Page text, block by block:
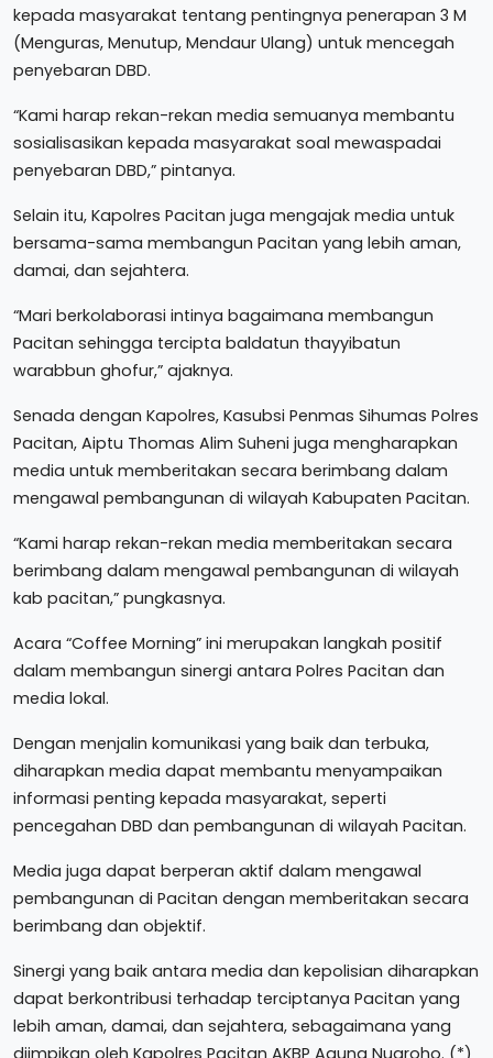
kepada masyarakat tentang pentingnya penerapan 3 M
(Menguras, Menutup, Mendaur Ulang) untuk mencegah
penyebaran DBD.
“Kami harap rekan-rekan media semuanya membantu
sosialisasikan kepada masyarakat soal mewaspadai
penyebaran DBD,” pintanya.
Selain itu, Kapolres Pacitan juga mengajak media untuk
bersama-sama membangun Pacitan yang lebih aman,
damai, dan sejahtera.
“Mari berkolaborasi intinya bagaimana membangun
Pacitan sehingga tercipta baldatun thayyibatun
warabbun ghofur,” ajaknya.
Senada dengan Kapolres, Kasubsi Penmas Sihumas Polres
Pacitan, Aiptu Thomas Alim Suheni juga mengharapkan
media untuk memberitakan secara berimbang dalam
mengawal pembangunan di wilayah Kabupaten Pacitan.
“Kami harap rekan-rekan media memberitakan secara
berimbang dalam mengawal pembangunan di wilayah
kab pacitan,” pungkasnya.
Acara “Coffee Morning” ini merupakan langkah positif
dalam membangun sinergi antara Polres Pacitan dan
media lokal.
Dengan menjalin komunikasi yang baik dan terbuka,
diharapkan media dapat membantu menyampaikan
informasi penting kepada masyarakat, seperti
pencegahan DBD dan pembangunan di wilayah Pacitan.
Media juga dapat berperan aktif dalam mengawal
pembangunan di Pacitan dengan memberitakan secara
berimbang dan objektif.
Sinergi yang baik antara media dan kepolisian diharapkan
dapat berkontribusi terhadap terciptanya Pacitan yang
lebih aman, damai, dan sejahtera, sebagaimana yang
diimpikan oleh Kapolres Pacitan AKBP Agung Nugroho. (*)